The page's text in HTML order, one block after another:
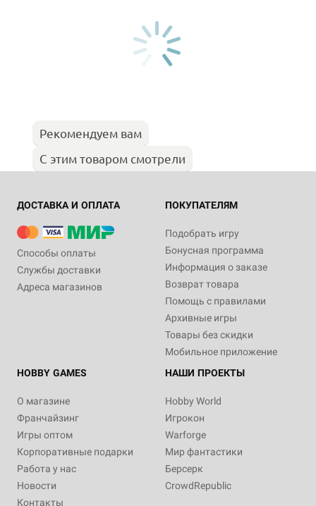
Рекомендуем вам
С этим товаром смотрели
ДОСТАВКА И ОПЛАТА
Способы оплаты
Службы доставки
Адреса магазинов
ПОКУПАТЕЛЯМ
Подобрать игру
Бонусная программа
Информация о заказе
Возврат товара
Помощь с правилами
Архивные игры
Товары без скидки
Мобильное приложение
HOBBY GAMES
О магазине
Франчайзинг
Игры оптом
Корпоративные подарки
Работа у нас
Новости
Контакты
НАШИ ПРОЕКТЫ
Hobby World
Игрокон
Warforge
Мир фантастики
Берсерк
CrowdRepublic